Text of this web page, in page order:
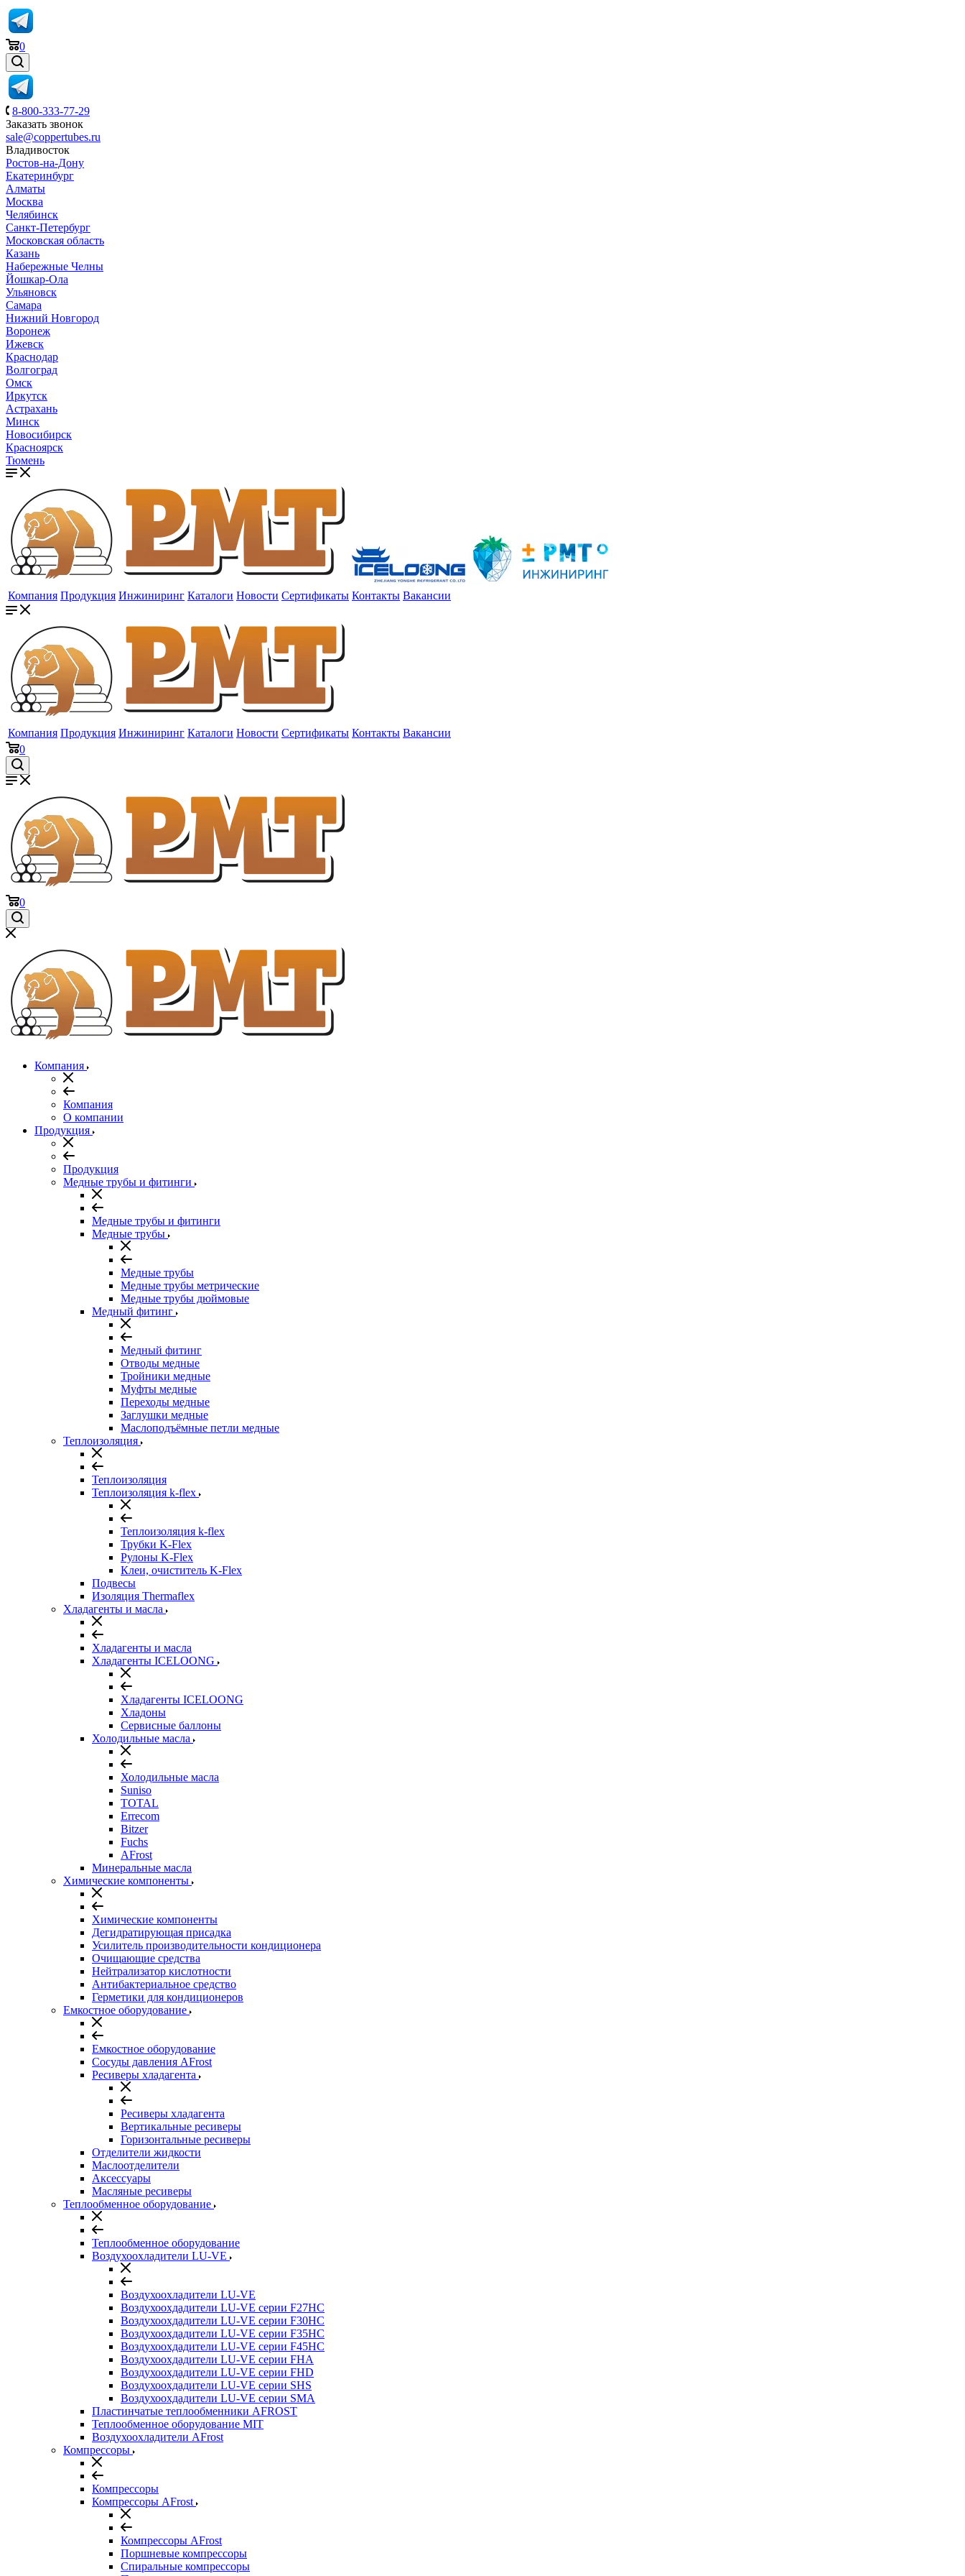
0
8-800-333-77-29
Заказать звонок
sale@coppertubes.ru
Владивосток
Ростов-на-Дону
Екатеринбург
Алматы
Москва
Челябинск
Санкт-Петербург
Московская область
Казань
Набережные Челны
Йошкар-Ола
Ульяновск
Самара
Нижний Новгород
Воронеж
Ижевск
Краснодар
Волгоград
Омск
Иркутск
Астрахань
Минск
Новосибирск
Красноярск
Тюмень
Компания Продукция Инжиниринг Каталоги Новости Сертификаты Контакты Вакансии
Компания Продукция Инжиниринг Каталоги Новости Сертификаты Контакты Вакансии
0
0
Компания
Компания
О компании
Продукция
Продукция
Медные трубы и фитинги
Медные трубы и фитинги
Медные трубы
Медные трубы
Медные трубы метрические
Медные трубы дюймовые
Медный фитинг
Медный фитинг
Отводы медные
Тройники медные
Муфты медные
Переходы медные
Заглушки медные
Маслоподъёмные петли медные
Теплоизоляция
Теплоизоляция
Теплоизоляция k-flex
Теплоизоляция k-flex
Трубки K-Flex
Рулоны K-Flex
Клеи, очиститель K-Flex
Подвесы
Изоляция Thermaflex
Хладагенты и масла
Хладагенты и масла
Хладагенты ICELOONG
Хладагенты ICELOONG
Хладоны
Сервисные баллоны
Холодильные масла
Холодильные масла
Suniso
TOTAL
Errecom
Bitzer
Fuchs
AFrost
Минеральные масла
Химические компоненты
Химические компоненты
Дегидратирующая присадка
Усилитель производительности кондиционера
Очищающие средства
Нейтрализатор кислотности
Антибактериальное средство
Герметики для кондиционеров
Емкостное оборудование
Емкостное оборудование
Сосуды давления AFrost
Ресиверы хладагента
Ресиверы хладагента
Вертикальные ресиверы
Горизонтальные ресиверы
Отделители жидкости
Маслоотделители
Аксессуары
Масляные ресиверы
Теплообменное оборудование
Теплообменное оборудование
Воздухоохладители LU-VE
Воздухоохладители LU-VE
Воздухоохдадители LU-VE серии F27HC
Воздухоохдадители LU-VE серии F30HC
Воздухоохдадители LU-VE серии F35HC
Воздухоохдадители LU-VE серии F45HC
Воздухоохдадители LU-VE серии FHA
Воздухоохдадители LU-VE серии FHD
Воздухоохдадители LU-VE серии SHS
Воздухоохдадители LU-VE серии SMA
Пластинчатые теплообменники AFROST
Теплообменное оборудование MIT
Воздухоохладители AFrost
Компрессоры
Компрессоры
Компрессоры AFrost
Компрессоры AFrost
Поршневые компрессоры
Спиральные компрессоры